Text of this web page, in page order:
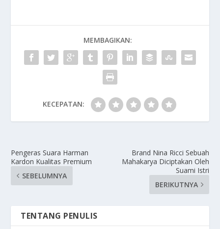
MEMBAGIKAN:
KECEPATAN:
Pengeras Suara Harman
Kardon Kualitas Premium
SEBELUMNYA
Brand Nina Ricci Sebuah
Mahakarya Diciptakan Oleh
Suami Istri
BERIKUTNYA
TENTANG PENULIS